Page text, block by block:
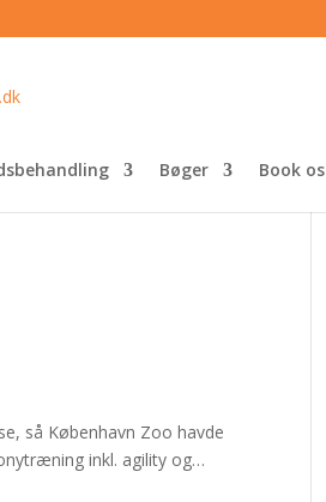
Bøger Book os
så København Zoo havde
inkl. agility og…